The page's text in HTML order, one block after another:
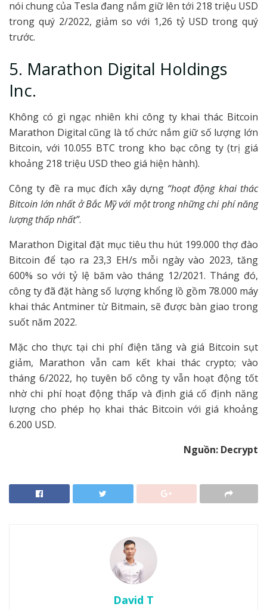
nói chung của Tesla đang nắm giữ lên tới 218 triệu USD
trong quý 2/2022, giảm so với 1,26 tỷ USD trong quý
trước.
5. Marathon Digital Holdings
Inc.
Không có gì ngạc nhiên khi công ty khai thác Bitcoin
Marathon Digital cũng là tổ chức nắm giữ số lượng lớn
Bitcoin, với 10.055 BTC trong kho bạc công ty (trị giá
khoảng 218 triệu USD theo giá hiện hành).
Công ty đề ra mục đích xây dựng “hoạt động khai thác
Bitcoin lớn nhất ở Bắc Mỹ với một trong những chi phí năng
lượng thấp nhất”.
Marathon Digital đặt mục tiêu thu hút 199.000 thợ đào
Bitcoin để tạo ra 23,3 EH/s mỗi ngày vào 2023, tăng
600% so với tỷ lệ băm vào tháng 12/2021. Tháng đó,
công ty đã đặt hàng số lượng khổng lồ gồm 78.000 máy
khai thác Antminer từ Bitmain, sẽ được bàn giao trong
suốt năm 2022.
Mặc cho thực tại chi phí điện tăng và giá Bitcoin sụt
giảm, Marathon vẫn cam kết khai thác crypto; vào
tháng 6/2022, họ tuyên bố công ty vẫn hoạt động tốt
nhờ chi phí hoạt động thấp và định giá cố định năng
lượng cho phép họ khai thác Bitcoin với giá khoảng
6.200 USD.
Nguồn: Decrypt
David T